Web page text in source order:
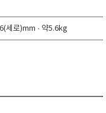
세로)mm · 약5.6kg